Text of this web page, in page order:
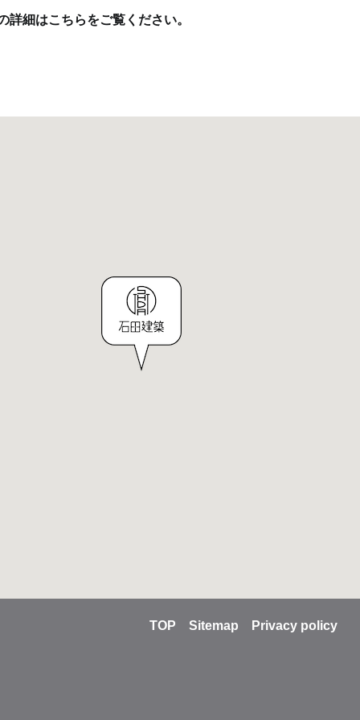
詳細はこちらをご覧ください。
TOP Sitemap Privacy policy